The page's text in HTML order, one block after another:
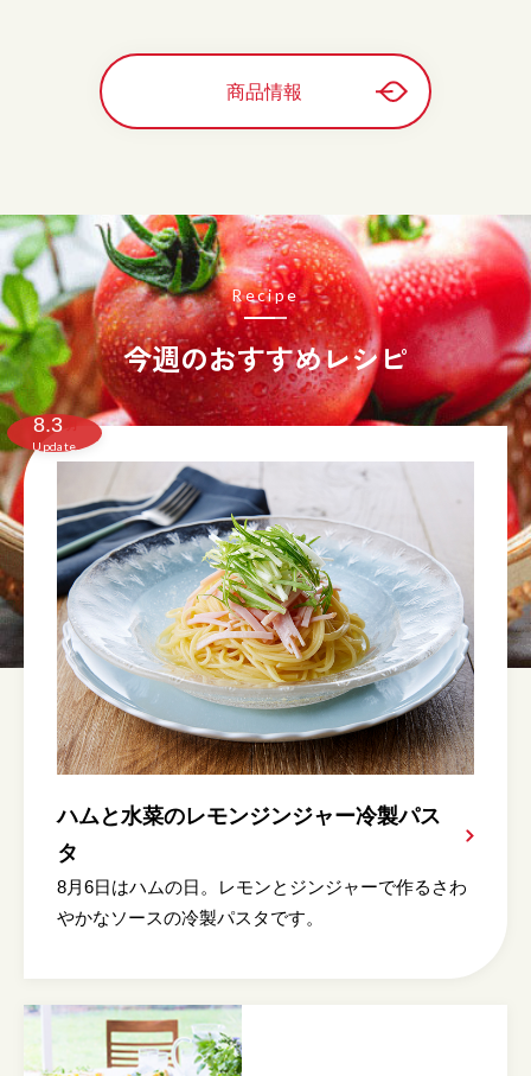
商品情報
今週のおすすめレシピ
Recipe
8.3
Update
ハムと水菜のレモンジンジャー冷製パス
タ
8月6日はハムの日。レモンとジンジャーで作るさわ
やかなソースの冷製パスタです。